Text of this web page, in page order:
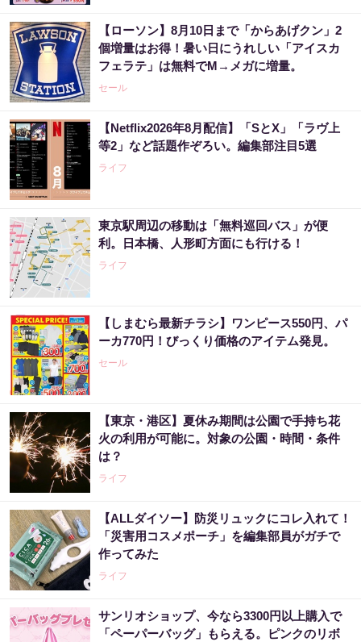
【ローソン】8月10日まで「からあげクン」2
個増量はお得！暑い日にうれしい「アイスカ
フェラテ」は無料でM→メガに増量。
セール
【Netflix2026年8月配信】「SとX」「ラヴ上
等2」など話題作ぞろい。編集部注目5選
ライフ
東京駅周辺の移動は「無料巡回バス」が便
利。日本橋、人形町方面にも行ける！
ライフ
【しまむら最新チラシ】ワンピース550円、パ
ーカ770円！びっくり価格のアイテム発見。
セール
【東京・港区】夏休み期間は公園で手持ち花
火の利用が可能に。対象の公園・時間・条件
は？
ライフ
【ALLダイソー】防災リュックにコレ入れて！
「災害用コスメポーチ」を編集部員がガチで
作ってみた
ライフ
サンリオショップ、今なら3300円以上購入で
「ペーパーバッグ」もらえる。ピンクのリボ